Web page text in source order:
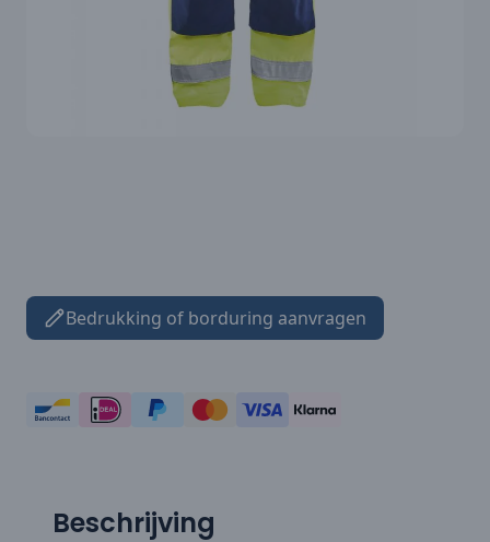
Bedrukking of borduring aanvragen
Beschrijving